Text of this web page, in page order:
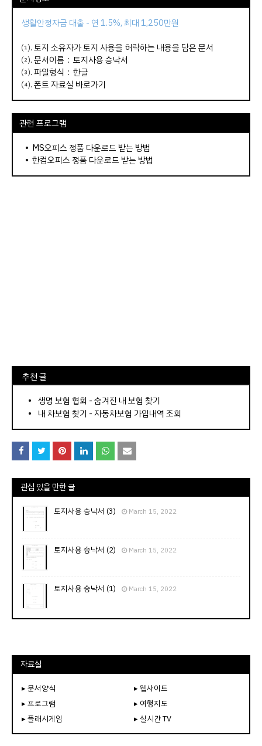
생활안정자금 대출 - 연 1.5%, 최대 1,250만원
⑴. 토지 소유자가 토지 사용을 허락하는 내용을 담은 문서
⑵. 문서이름 : 토지사용 승낙서
⑶. 파일형식 : 한글
⑷.폰트 자료실 바로가기
관련 프로그램
• MS오피스 정품 다운로드 받는 방법
• 한컴오피스 정품 다운로드 받는 방법
⠀추천 글
⠀­­­­­­­­؜؜؜؜­­­­­­­­؜؜؜؜• 생명 보험 협회 - 숨겨진 내 보험 찾기
내 차보험 찾기 - 자동차보험 가입내역 조회
관심 있을 만한 글
토지사용 승낙서 (3) March 15, 2022
토지사용 승낙서 (2) March 15, 2022
토지사용 승낙서 (1) March 15, 2022
자료실
▸ 문서양식
▸ 웹사이트
▸ 프로그램
▸ 여행지도
▸ 플래시게임
▸ 실시간 TV